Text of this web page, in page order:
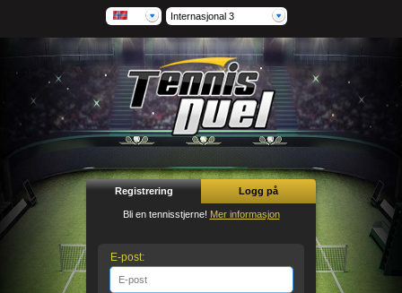
Internasjonal 3
Registrering Logg på
Bli en tennisstjerne! Mer informasjon
E-post: